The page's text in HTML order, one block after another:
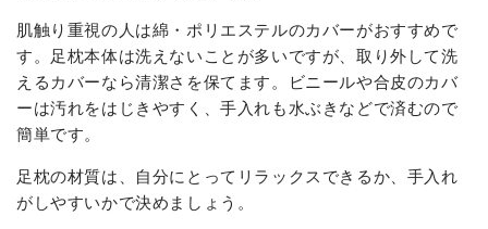
肌触り重視の人は綿・ポリエステルのカバーがおすすめで
す。足枕本体は洗えないことが多いですが、取り外して洗
えるカバーなら清潔さを保てます。ビニールや合皮のカバ
ーは汚れをはじきやすく、手入れも水ぶきなどで済むので
簡単です。
足枕の材質は、自分にとってリラックスできるか、手入れ
がしやすいかで決めましょう。